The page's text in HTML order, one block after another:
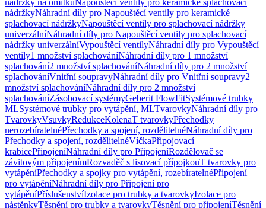
nádržky na omítkuNapouštěcí ventily pro keramické splachovací
nádržkyNáhradní díly pro Napouštěcí ventily pro keramické
splachovací nádržkyNapouštěcí ventily pro splachovací nádržky
univerzálníNáhradní díly pro Napouštěcí ventily pro splachovací
nádržky univerzálníVypouštěcí ventilyNáhradní díly pro Vypouštěcí
ventily1 množství splachováníNáhradní díly pro 1 množství
splachování2 množství splachováníNáhradní díly pro 2 množství
splachováníVnitřní soupravyNáhradní díly pro Vnitřní soupravy2
množství splachováníNáhradní díly pro 2 množství
splachováníZásobovací systémyGeberit FlowFitSystémové trubky
MLSystémové trubky pro vytápění, MLTvarovkyNáhradní díly pro
TvarovkyVsuvkyRedukceKolenaT tvarovkyPřechodky
nerozebíratelnéPřechodky a spojení, rozdělitelnéNáhradní díly pro
Přechodky a spojení, rozdělitelnéVíčkaPřipojovací
krabicePřipojeníNáhradní díly pro PřipojeníRozdělovač se
závitovým připojenímRozvaděč s lisovací přípojkouT tvarovky pro
vytápěníPřechodky a spojky pro vytápění, rozebíratelnéPřipojení
pro vytápěníNáhradní díly pro Připojení pro
vytápěníPříslušenstvíIzolace pro trubky a tvarovkyIzolace pro
nástěnkyTěsnění pro trubky a tvarovkyTěsnění pro připojeníTěsnění